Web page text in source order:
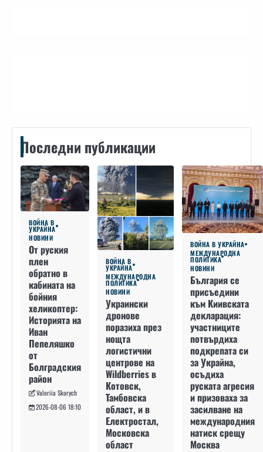
Последни публикации
ВОЙНА В
УКРАЙНА
НОВИНИ
От руския
плен
обратно в
кабината на
бойния
хеликоптер:
Историята на
Иван
Пепеляшко
от
Болградския
район
Valeriia Skorych
2026-08-06 18:10
ВОЙНА В
УКРАЙНА
МЕЖДУНАРОДНА
ПОЛИТИКА
НОВИНИ
Украински
дронове
поразиха през
нощта
логистични
центрове на
Wildberries в
Котовск,
Тамбовска
област, и в
Електростал,
Московска
област
ВОЙНА В УКРАЙНА
МЕЖДУНАРОДНА
ПОЛИТИКА
НОВИНИ
България се
присъедини
към Киивската
декларация:
участниците
потвърдиха
подкрепата си
за Украйна,
осъдиха
руската агресия
и призоваха за
засилване на
международния
натиск срещу
Москва